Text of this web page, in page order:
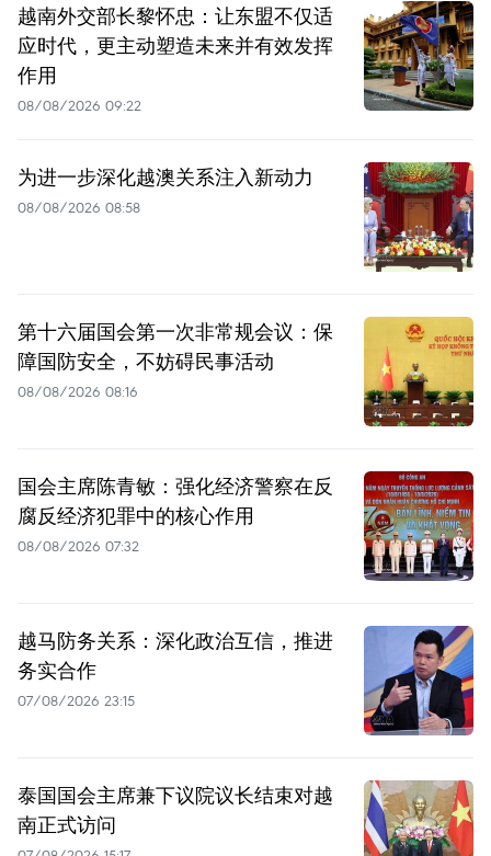
越南外交部长黎怀忠：让东盟不仅适
应时代，更主动塑造未来并有效发挥
作用
08/08/2026 09:22
为进一步深化越澳关系注入新动力
08/08/2026 08:58
第十六届国会第一次非常规会议：保
障国防安全，不妨碍民事活动
08/08/2026 08:16
国会主席陈青敏：强化经济警察在反
腐反经济犯罪中的核心作用
08/08/2026 07:32
越马防务关系：深化政治互信，推进
务实合作
07/08/2026 23:15
泰国国会主席兼下议院议长结束对越
南正式访问